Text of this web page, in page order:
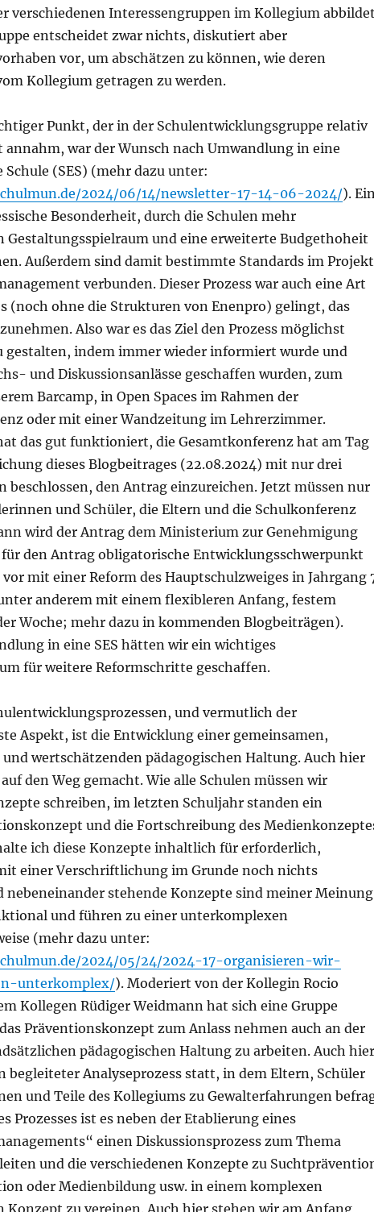
verschiedenen Interessengruppen im Kollegium
entscheidet zwar nichts, diskutiert aber
vor, um abschätzen zu können, wie deren
Kollegium getragen zu werden.
Punkt, der in der Schulentwicklungsgruppe relativ
annahm, war der Wunsch nach Umwandlung in eine
Schule (SES) (mehr dazu unter:
2024/06/14/newsletter-17-14-06-2024/).
Besonderheit, durch die Schulen mehr
Gestaltungsspielraum und eine erweiterte Budgethoheit
Außerdem sind damit bestimmte Standards im
verbunden. Dieser Prozess war auch eine Art
(noch ohne die Strukturen von Enenpro) gelingt, das
Also war es das Ziel den Prozess möglichst
gestalten, indem immer wieder informiert wurde und
und Diskussionsanlässe geschaffen wurden, zum
Barcamp, in Open Spaces im Rahmen der
oder mit einer Wandzeitung im Lehrerzimmer.
das gut funktioniert, die Gesamtkonferenz hat am Tag
dieses Blogbeitrages (22.08.2024) mit nur drei
beschlossen, den Antrag einzureichen. Jetzt müssen nur
und Schüler, die Eltern und die Schulkonferenz
wird der Antrag dem Ministerium zur Genehmigung
den Antrag obligatorische Entwicklungsschwerpunkt
mit einer Reform des Hauptschulzweiges in Jahrgang
anderem mit einem flexibleren Anfang, festem
Woche; mehr dazu in kommenden Blogbeiträgen).
in eine SES hätten wir ein wichtiges
für weitere Reformschritte geschaffen.
und vermutlich der
Aspekt, ist die Entwicklung einer gemeinsamen,
wertschätzenden pädagogischen Haltung. Auch hier
den Weg gemacht. Wie alle Schulen müssen wir
schreiben, im letzten Schuljahr standen ein
und die Fortschreibung des
ich diese Konzepte inhaltlich für erforderlich,
einer Verschriftlichung im Grunde noch nichts
nebeneinander stehende Konzepte sind meiner Meinung
und führen zu einer unterkomplexen
(mehr dazu unter:
2024/05/24/2024-17-organisieren-wir-
unterkomplex/). Moderiert von der Kollegin Rocio
Kollegen Rüdiger Weidmann hat sich eine Gruppe
Präventionskonzept zum Anlass nehmen auch an der
pädagogischen Haltung zu arbeiten. Auch hier
begleiteter Analyseprozess statt, in dem Eltern, Schüler
und Teile des Kollegiums zu Gewalterfahrungen
Prozesses ist es neben der Etablierung eines
einen Diskussionsprozess zum Thema
und die verschiedenen Konzepte zu
oder Medienbildung usw. in einem komplexen